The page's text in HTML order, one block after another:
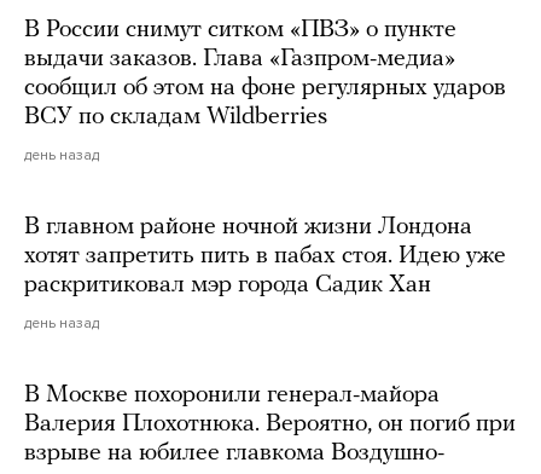
В России снимут ситком «ПВЗ» о пункте
выдачи заказов. Глава «Газпром-медиа»
сообщил об этом на фоне регулярных ударов
ВСУ по складам Wildberries
день назад
В главном районе ночной жизни Лондона
хотят запретить пить в пабах стоя. Идею уже
раскритиковал мэр города Садик Хан
день назад
В Москве похоронили генерал-майора
Валерия Плохотнюка. Вероятно, он погиб при
взрыве на юбилее главкома Воздушно-